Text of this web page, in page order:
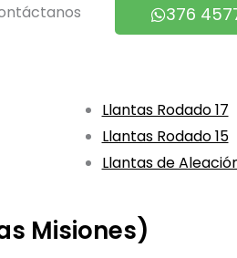
376
Llantas Rodado 17
Llantas Rodado 15
Llantas de
Misiones)